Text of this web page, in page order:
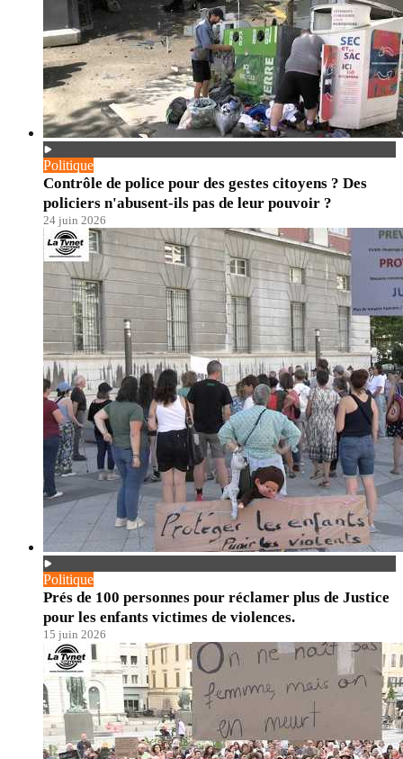
Politique
Contrôle de police pour des gestes citoyens ? Des
policiers n'abusent-ils pas de leur pouvoir ?
24 juin 2026
Politique
Prés de 100 personnes pour réclamer plus de Justice
pour les enfants victimes de violences.
15 juin 2026